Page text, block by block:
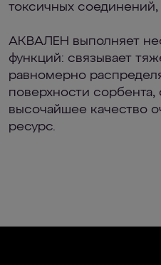
токсичных
АКВАЛЕН выполняет
функций: связывает
равномерно
поверхности сорбента,
высочайшее качество
ресурс.